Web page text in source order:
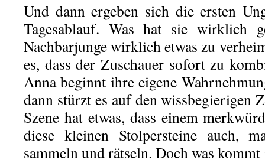
Und dann ergeben sich die ersten
Tagesablauf. Was hat sie wirklich
Nachbarjunge wirklich etwas zu
es, dass der Zuschauer sofort zu
Anna beginnt ihre eigene
dann stürzt es auf den wissbegierigen
Szene hat etwas, dass einem
diese kleinen Stolpersteine auch,
sammeln und rätseln. Doch was